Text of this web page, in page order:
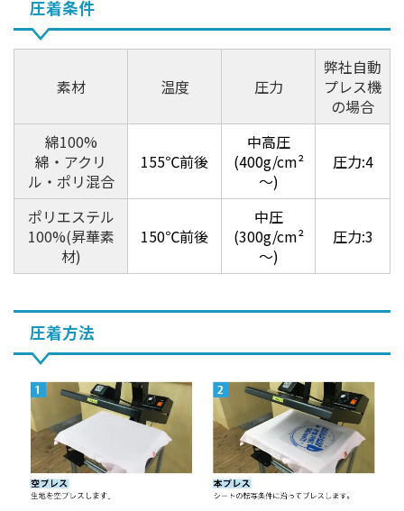
圧着条件
素材 温度 圧力
弊社自動
プレス機
の場合
綿100%
綿・アクリ
ル・ポリ混合
155℃前後
中高圧
(400g/cm²
～)
圧力:4
ポリエステル
100%(昇華素
材)
150℃前後
中圧
(300g/cm²
～)
圧力:3
圧着方法